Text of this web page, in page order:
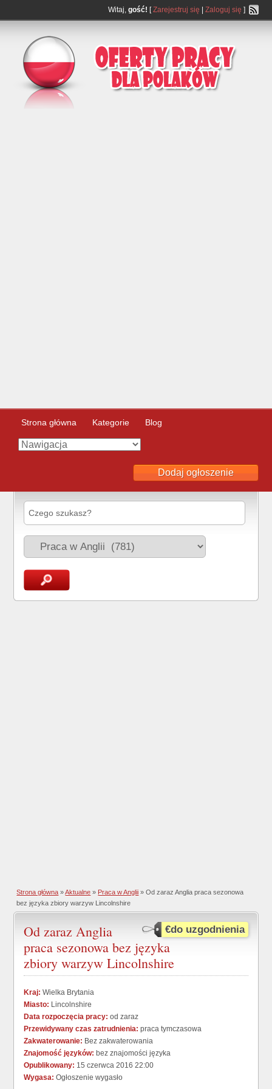
Witaj, gość! [Zarejestruj się Zaloguj się ]
Strona główna Kategorie Blog
Dodaj ogłoszenie
Strona główna »Aktualne » Praca w Anglii » Od zaraz Anglia praca sezonowa
bez języka zbiory warzyw Lincolnshire
€do uzgodnienia
Od zaraz Anglia
praca sezonowa bez języka
zbiory warzyw Lincolnshire
Kraj: Wielka Brytania
Miasto: Lincolnshire
Data rozpoczęcia pracy: od zaraz
Przewidywany czas zatrudnienia: praca tymczasowa
Zakwaterowanie: Bez zakwaterowania
Znajomość języków: bez znajomości języka
Opublikowany: 15 czerwca 2016 22:00
Wygasa: Ogłoszenie wygasło